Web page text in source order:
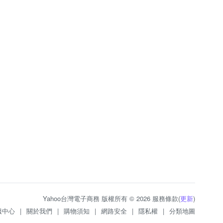
Yahoo台灣電子商務 版權所有 © 2026 服務條款(更新)
中心 | 關於我們 | 購物須知 | 網路安全 | 隱私權 | 分類地圖